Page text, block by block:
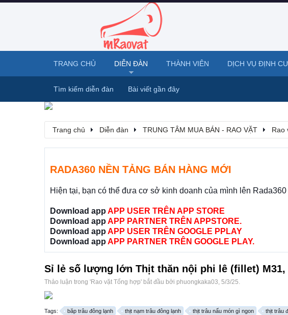
Trang chủ Diễn đàn TRUNG TÂM MUA BÁN - RAO VẶT Rao
RADA360 NỀN TẢNG BÁN HÀNG MỚI
Hiện tại, bạn có thể đưa cơ sở kinh doanh của mình lên
Download app APP USER TRÊN APP STORE
Download app APP PARTNER TRÊN APPSTORE.
Download app APP USER TRÊN GOOGLE PPLAY
Download app APP PARTNER TRÊN GOOGLE PLAY.
Sỉ lẻ số lượng lớn Thịt thăn nội phi lê (fillet)
Thảo luận trong 'Rao vặt Tổng hợp' bắt đầu bởi phuongkaka03, 5/3/25.
Tags: băp trâu đông lạnh thịt nạm trâu đông lạnh thịt trâu nấu món gì ngon thịt trâu
TRANG CHỦ DIỄN ĐÀN
Tìm kiếm diễn đàn Bài viết gần đây
THÀNH VIÊN DỊCH VỤ ĐỊNH